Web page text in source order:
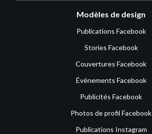
Modèles de design
Publications Facebook
Stories Facebook
Couvertures Facebook
Événements Facebook
Publicités Facebook
Photos de profil Facebook
Publications Instagram